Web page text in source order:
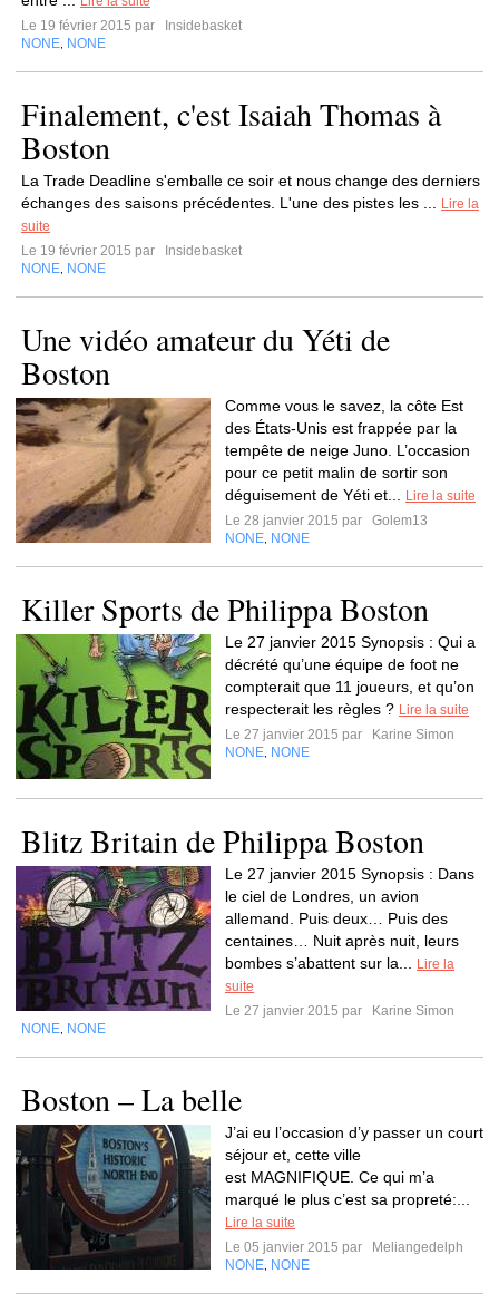
Le 19 février 2015 par
Insidebasket
NONE NONE
Finalement, c'est Isaiah Thomas à
Boston
La Trade Deadline s'emballe ce soir et nous change des derniers
échanges des saisons précédentes. L'une des pistes les ...
Lire la
suite
Le 19 février 2015 par
Insidebasket
NONE NONE
Une vidéo amateur du Yéti de
Boston
Comme vous le savez, la côte Est
des États-Unis est frappée par la
tempête de neige Juno. L’occasion
pour ce petit malin de sortir son
déguisement de Yéti et...
Lire la suite
Le 28 janvier 2015 par
Golem13
NONE NONE
Killer Sports de Philippa Boston
Le 27 janvier 2015 Synopsis : Qui a
décrété qu’une équipe de foot ne
compterait que 11 joueurs, et qu’on
respecterait les règles ? Lire la suite
Le 27 janvier 2015 par
Karine Simon
NONE NONE
Blitz Britain de Philippa Boston
Le 27 janvier 2015 Synopsis : Dans
le ciel de Londres, un avion
allemand. Puis deux… Puis des
centaines… Nuit après nuit, leurs
bombes s’abattent sur la...
Lire la
suite
Le 27 janvier 2015 par
Karine Simon
NONE NONE
Boston – La belle
J’ai eu l’occasion d’y passer un court
séjour et, cette ville
est MAGNIFIQUE. Ce qui m’a
marqué le plus c’est sa propreté:...
Lire la suite
Le 05 janvier 2015 par
Meliangedelph
NONE NONE